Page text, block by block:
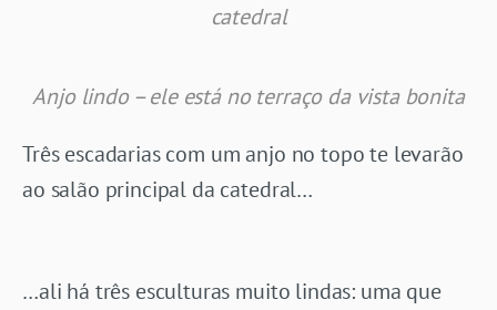
catedral
Anjo lindo – ele está no terraço da vista bonita
Três escadarias com um anjo no topo te levarão
ao salão principal da catedral…
…ali há três esculturas muito lindas: uma que